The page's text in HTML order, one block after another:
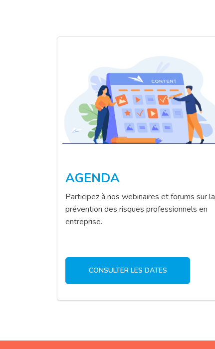
AGENDA
Participez à nos webinaires et forums sur la
prévention des risques professionnels en
entreprise.
CONSULTER LES DATES